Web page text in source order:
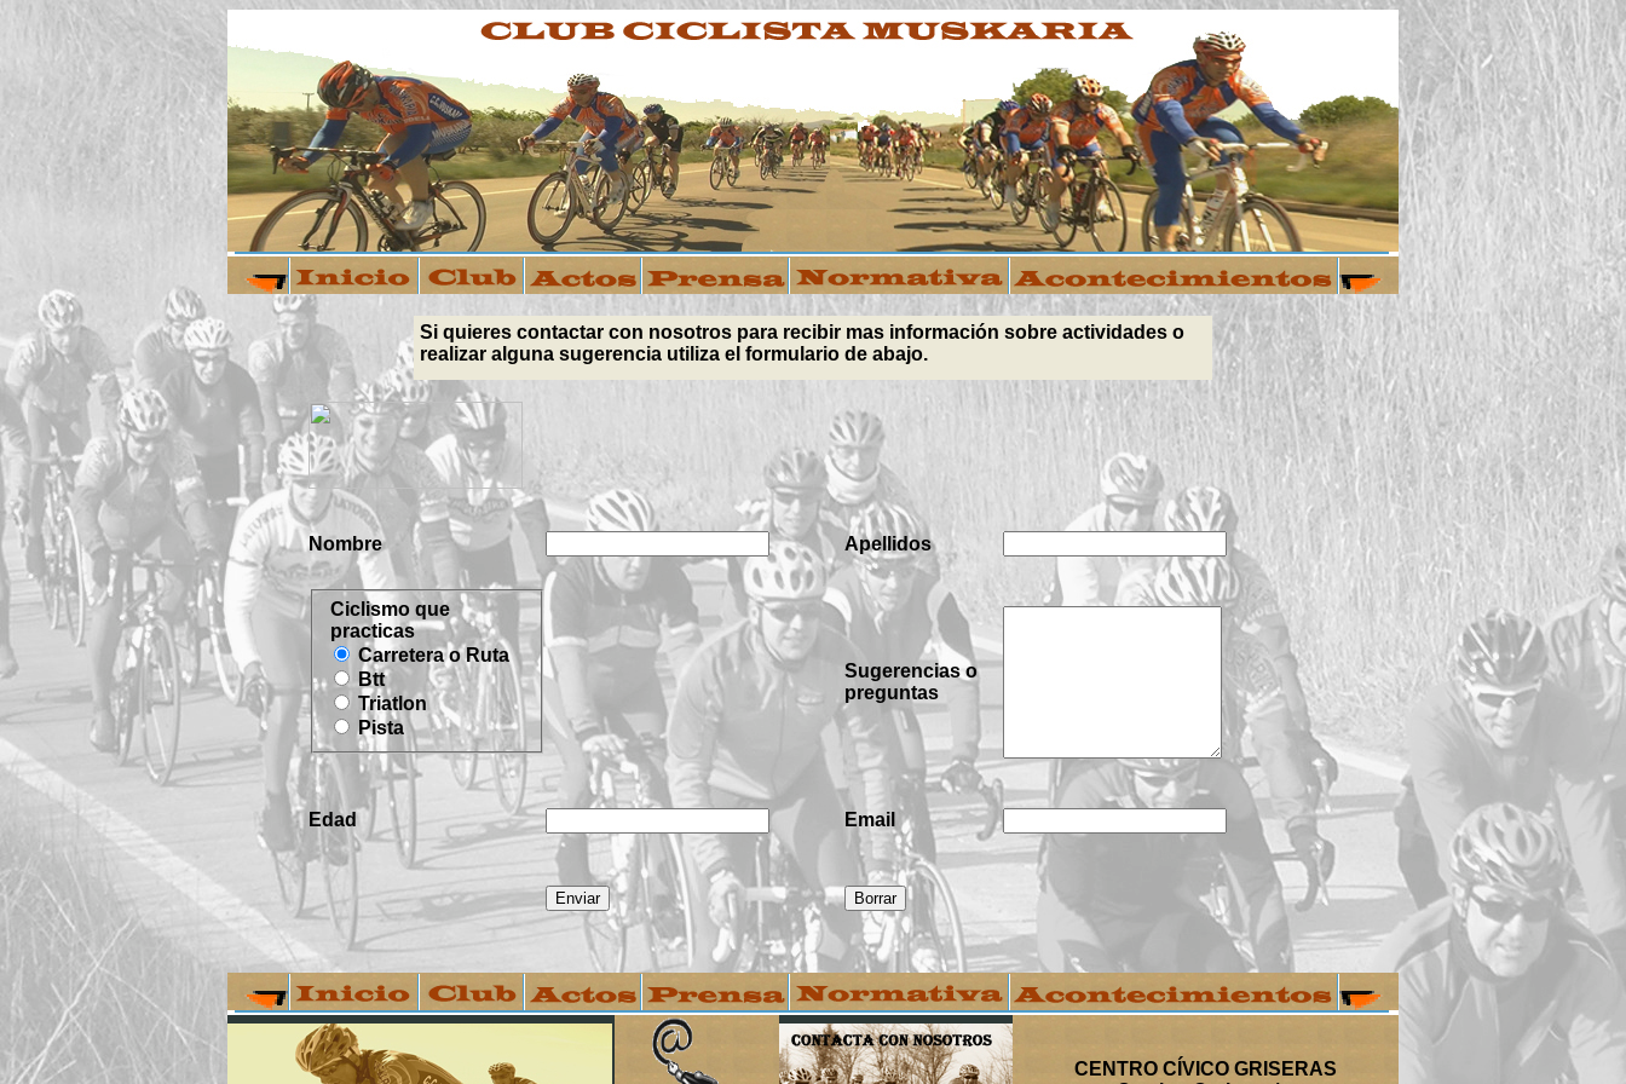
Si quieres contactar con nosotros para recibir mas información sobre actividades o
realizar alguna sugerencia utiliza el formulario de abajo.
Nombre Apellidos
Ciclismo que
practicas
Carretera o Ruta
Btt
Triatlon
Pista
Sugerencias o
preguntas
Edad Email
CENTRO CÍVICO GRISERAS